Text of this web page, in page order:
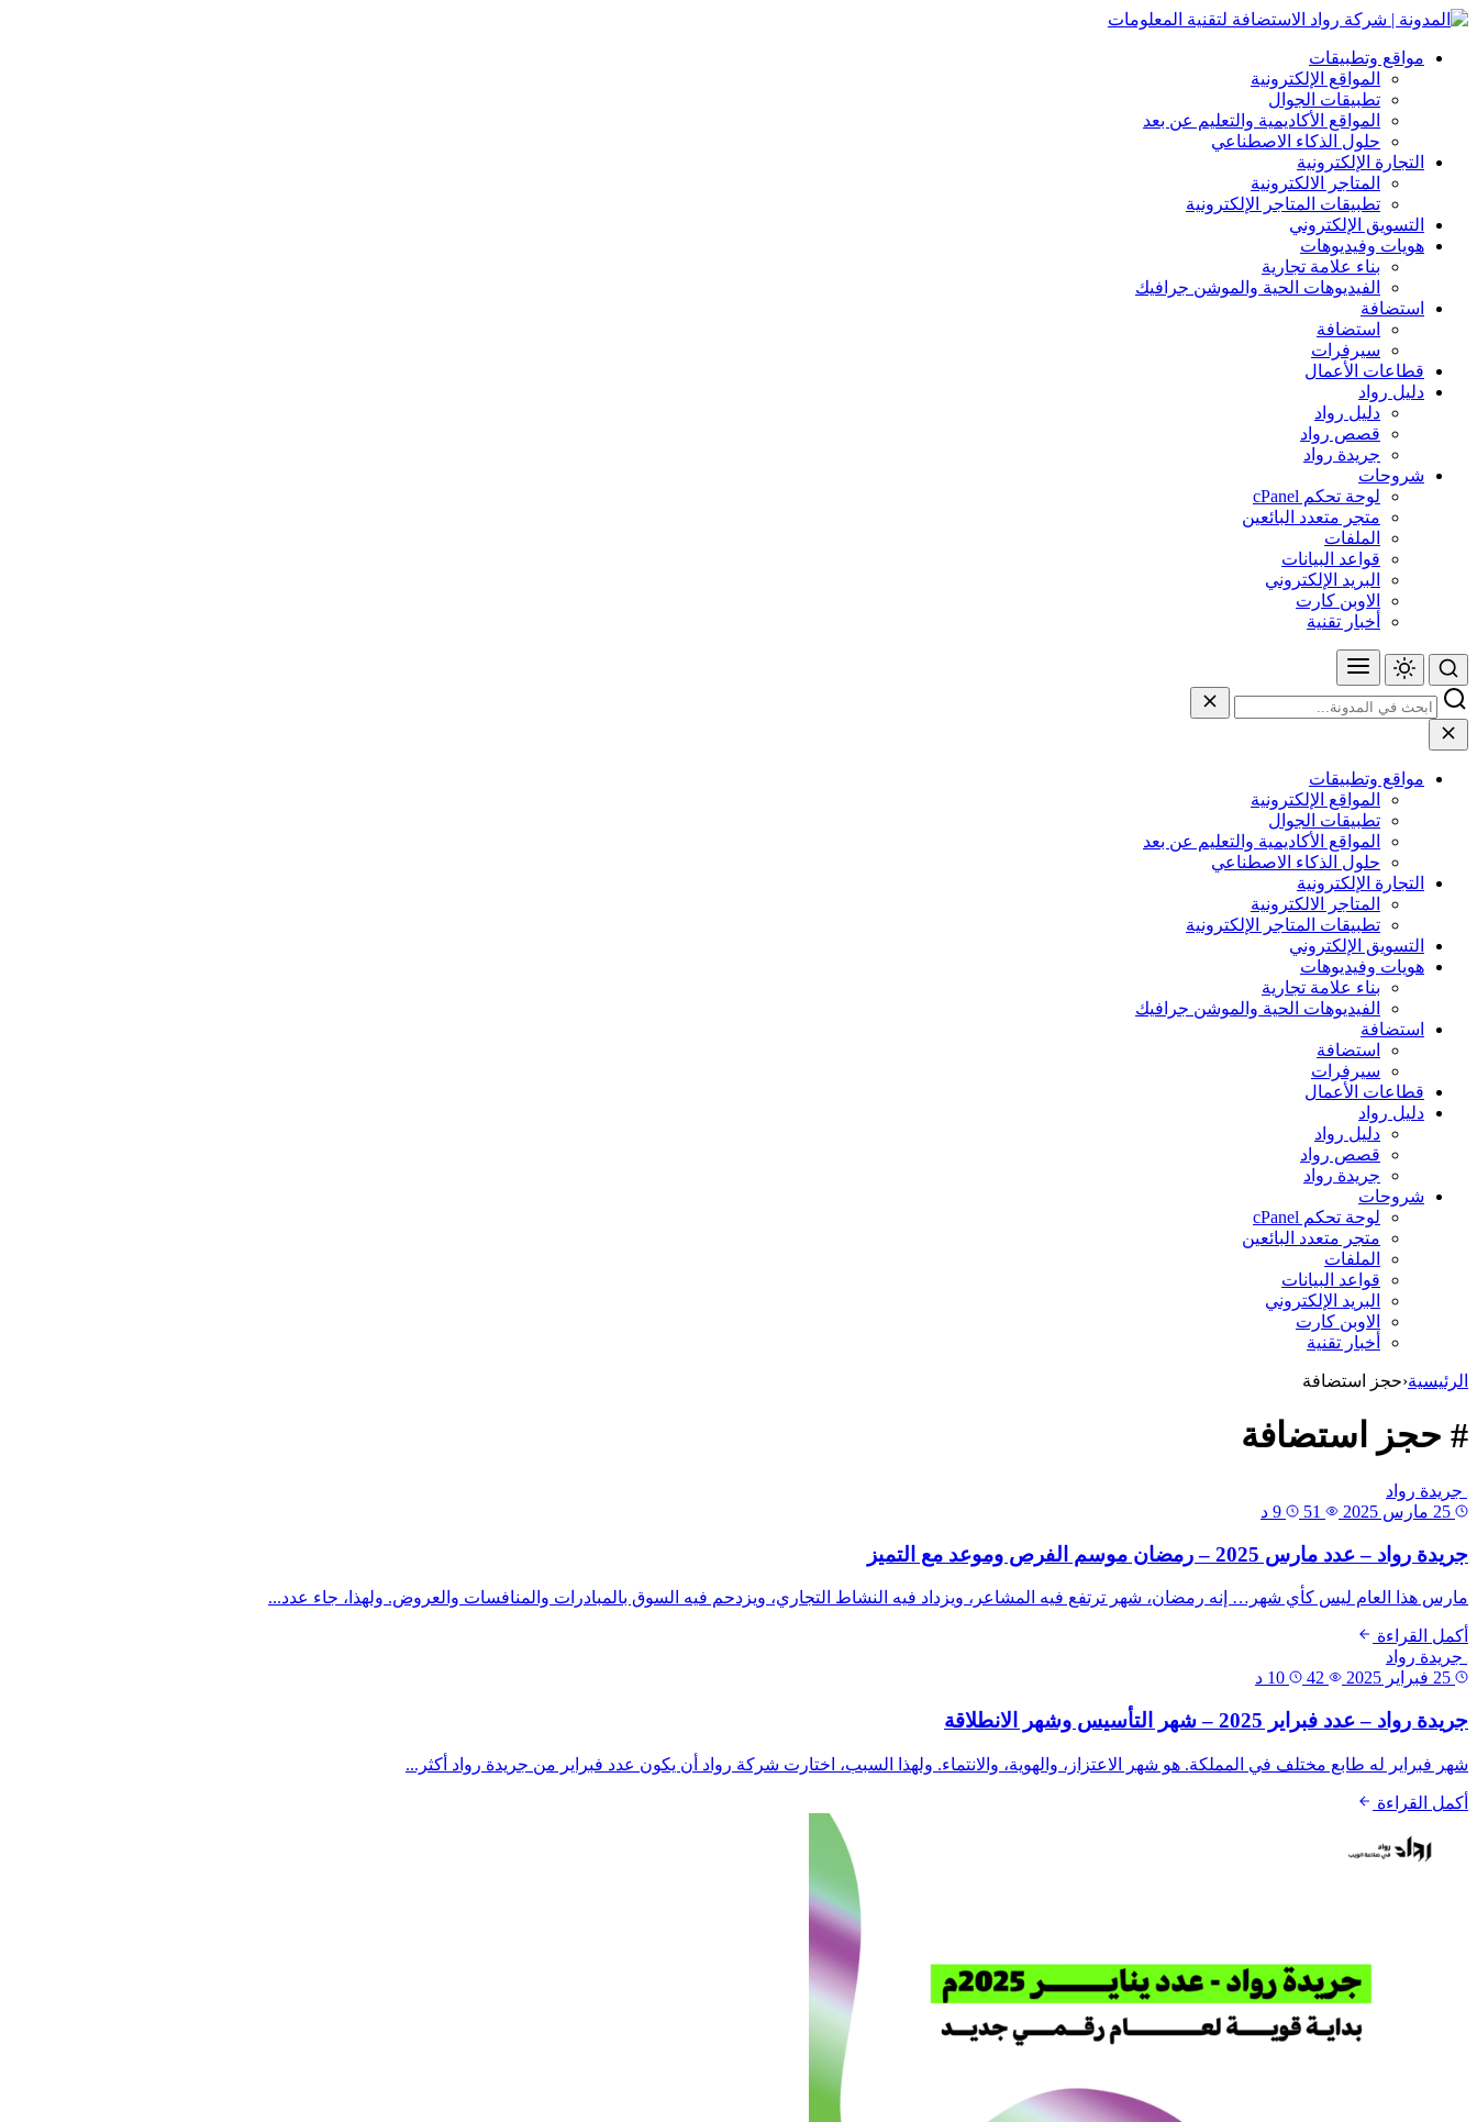
مواقع وتطبيقات
المواقع الإلكترونية
تطبيقات الجوال
المواقع الأكاديمية والتعليم عن بعد
حلول الذكاء الاصطناعي
التجارة الإلكترونية
المتاجر الالكترونية
تطبيقات المتاجر الإلكترونية
التسويق الإلكتروني
هويات وفيديوهات
بناء علامة تجارية
الفيديوهات الحية والموشن جرافيك
استضافة
استضافة
سيرفرات
قطاعات الأعمال
دليل رواد
دليل رواد
قصص رواد
جريدة رواد
شروحات
لوحة تحكم cPanel
متجر متعدد البائعين
الملفات
قواعد البيانات
البريد الإلكتروني
الاوبن كارت
أخبار تقنية
مواقع وتطبيقات
المواقع الإلكترونية
تطبيقات الجوال
المواقع الأكاديمية والتعليم عن بعد
حلول الذكاء الاصطناعي
التجارة الإلكترونية
المتاجر الالكترونية
تطبيقات المتاجر الإلكترونية
التسويق الإلكتروني
هويات وفيديوهات
بناء علامة تجارية
الفيديوهات الحية والموشن جرافيك
استضافة
استضافة
سيرفرات
قطاعات الأعمال
دليل رواد
دليل رواد
قصص رواد
جريدة رواد
شروحات
لوحة تحكم cPanel
متجر متعدد البائعين
الملفات
قواعد البيانات
البريد الإلكتروني
الاوبن كارت
أخبار تقنية
الرئيسية‹حجز استضافة
# حجز استضافة
جريدة رواد
جريدة رواد – عدد مارس 2025 – رمضان موسم الفرص وموعد مع التميز
مارس هذا العام ليس كأي شهر… إنه رمضان، شهر ترتفع فيه المشاعر، ويزداد فيه النشاط التجاري، ويزدحم فيه السوق بالمبادرات والمنافسات والعروض. ولهذا، جاء عدد...
أكمل القراءة
جريدة رواد
جريدة رواد – عدد فبراير 2025 – شهر التأسيس وشهر الانطلاقة
شهر فبراير له طابع مختلف في المملكة. هو شهر الاعتزاز، والهوية، والانتماء. ولهذا السبب، اختارت شركة رواد أن يكون عدد فبراير من جريدة رواد أكثر...
أكمل القراءة